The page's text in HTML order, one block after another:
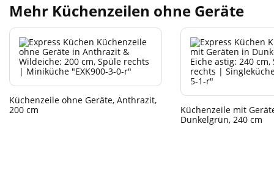
Mehr Küchenzeilen ohne Geräte
Küchenzeile ohne Geräte, Anthrazit,
200 cm
Küchenzeile mit
Dunkelgrün, 240 cm